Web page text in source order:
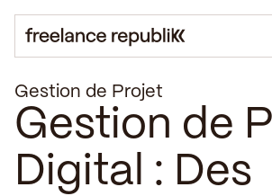
Gestion de Projet
Gestion de
Digital : Des